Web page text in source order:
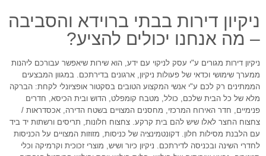
ניקיון דירות בבתי ברוידא והסביבה
– מה אנחנו יכולים להציע?
ניקיון דירות מגורים ע"י עסק לניקוי עם ידע, הוא שירות שיאפשר עבורכם ליהנות
ממערך שימושי וכדאי של פעולות ניקיון, ארגונים בדירתכם. במגוון המבצעים
הממתינים רק לכם ע"י אנשי המקצוע הטובים בסקטור אופציונלי לקחת: הברקה
מלא של כל הבית שלכם, כולל, מטבח קומפלט, הדוש ובית הכיסא, חדרים
פנימיים, חדר האירוח המרכזי, מחסנים המצויים בשטח הדירה, אכסדראות /
צחצוח החצר לאלו שיש להם בית קרקע. צחצוח חלונות, תריסים ורשתות יד ביד
עם הלבנת מסילות חלון. דקונטמינציה של כניסות, מזוזות המצויים על הכניסות
לחדרי השינה ובכניסה לדירתכם. ניקיון כיור ושיש, מוצרי זכוכית וקרמיקה וכלי